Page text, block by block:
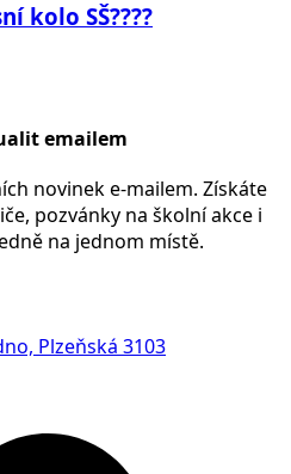
kolo SŠ????
emailem
novinek e-mailem. Získáte
pozvánky na školní akce i
na jednom místě.
Plzeňská 3103